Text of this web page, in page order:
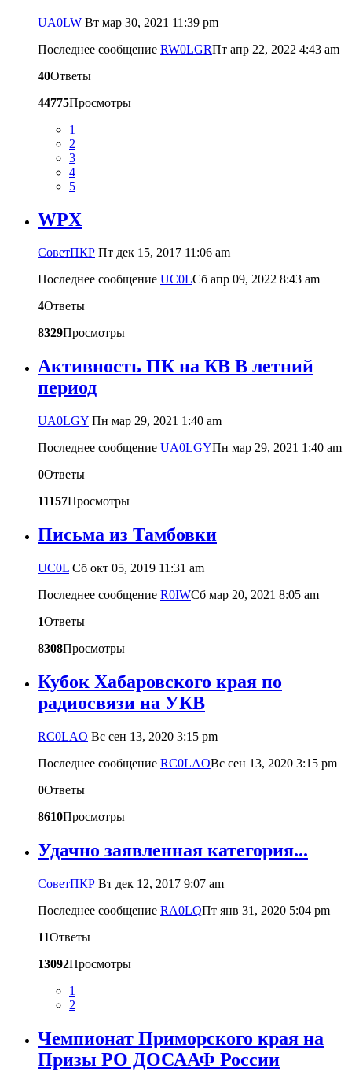
UA0LW Вт мар 30, 2021 11:39 pm
Последнее сообщение RW0LGRПт апр 22, 2022 4:43 am
40Ответы
44775Просмотры
1
2
3
4
5
WPX
CоветПКР Пт дек 15, 2017 11:06 am
Последнее сообщение UC0LСб апр 09, 2022 8:43 am
4Ответы
8329Просмотры
Активность ПК на КВ В летний
период
UA0LGY Пн мар 29, 2021 1:40 am
Последнее сообщение UA0LGYПн мар 29, 2021 1:40 am
0Ответы
11157Просмотры
Письма из Тамбовки
UC0L Сб окт 05, 2019 11:31 am
Последнее сообщение R0IWСб мар 20, 2021 8:05 am
1Ответы
8308Просмотры
Кубок Хабаровского края по
радиосвязи на УКВ
RC0LAO Вс сен 13, 2020 3:15 pm
Последнее сообщение RC0LAOВс сен 13, 2020 3:15 pm
0Ответы
8610Просмотры
Удачно заявленная категория...
CоветПКР Вт дек 12, 2017 9:07 am
Последнее сообщение RA0LQПт янв 31, 2020 5:04 pm
11Ответы
13092Просмотры
1
2
Чемпионат Приморского края на
Призы РО ДОСААФ России